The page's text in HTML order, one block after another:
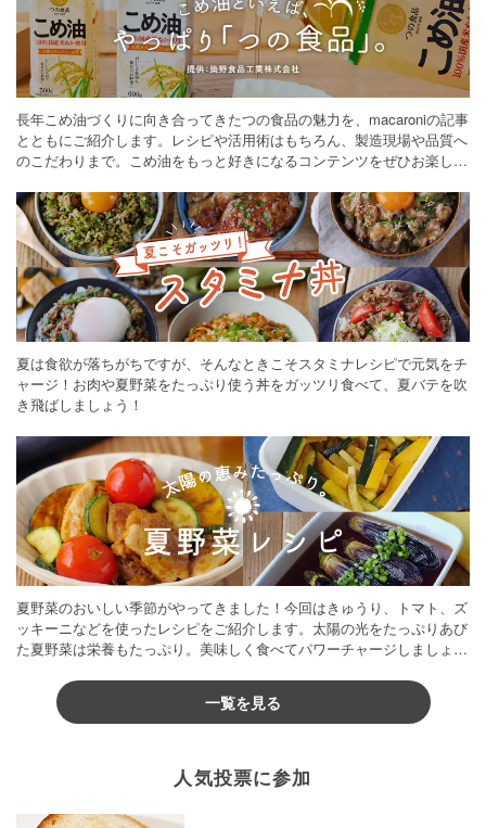
長年こめ油づくりに向き合ってきたつの食品の魅力を、macaroniの記事
とともにご紹介します。レシピや活用術はもちろん、製造現場や品質へ
のこだわりまで。こめ油をもっと好きになるコンテンツをぜひお楽しみ
夏は食欲が落ちがちですが、そんなときこそスタミナレシピで元気をチ
ャージ！お肉や夏野菜をたっぷり使う丼をガッツリ食べて、夏バテを吹
き飛ばしましょう！
夏野菜のおいしい季節がやってきました！今回はきゅうり、トマト、ズ
ッキーニなどを使ったレシピをご紹介します。太陽の光をたっぷりあび
た夏野菜は栄養もたっぷり。美味しく食べてパワーチャージしましょう
一覧を見る
人気投票に参加